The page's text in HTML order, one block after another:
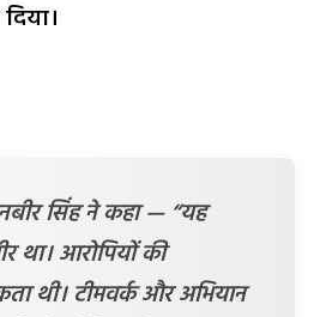
सिंह ने कहा — “यह
था। आरोपियों की
थी। टीमवर्क और अभियान